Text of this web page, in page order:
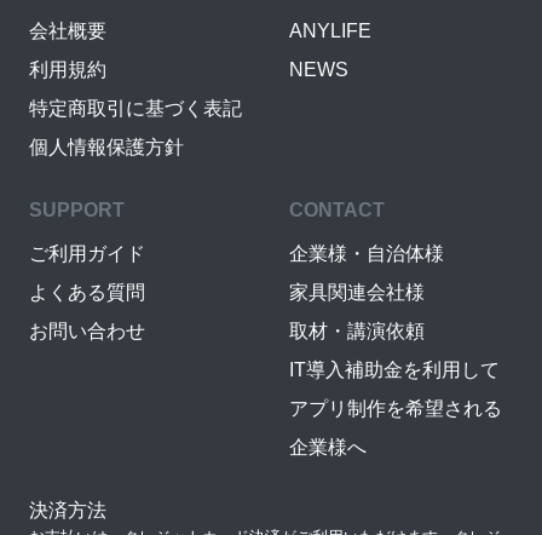
会社概要
利用規約
特定商取引に基づく表記
個人情報保護方針
ANYLIFE
NEWS
SUPPORT
ご利用ガイド
よくある質問
お問い合わせ
CONTACT
企業様・自治体様
家具関連会社様
取材・講演依頼
IT導入補助金を利用して
アプリ制作を希望される
企業様へ
決済方法